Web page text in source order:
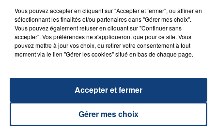
20 juillet 2026
OPÉRER DE LA CHEVILLE RESSORT DE LA...
La famille a porté plainte contre la clinique qui a
reconnu sa responsabilité et présenté ses
TITRES DIFFUSÉS
Vous pouvez accepter en cliquant sur "Accepter et fermer", ou affiner en
sélectionnant les finalités et/ou partenaires dans "Gérer mes choix".
Vous pouvez également refuser en cliquant sur "Continuer sans
accepter". Vos préférences ne s'appliqueront que pour ce site. Vous
pouvez mettre à jour vos choix, ou retirer votre consentement à tout
moment via le lien "Gérer les cookies" situé en bas de chaque page.
Gérer mes choix
Accepter et fermer